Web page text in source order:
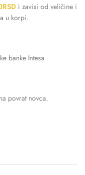
RSD i zavisi od veličine i
u korpi.
banke Intesa
povrat novca.